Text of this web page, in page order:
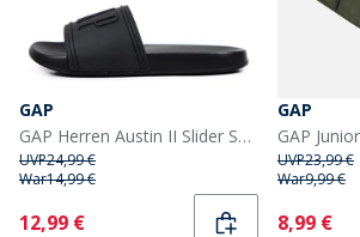
GAP
GAP Herren Austin II Slider Sandalen Schwarz
UVP24,99 €
War14,99 €
Current
12,99 €
GAP
UVP23,99 €
War9,99 €
Current
8,99 €